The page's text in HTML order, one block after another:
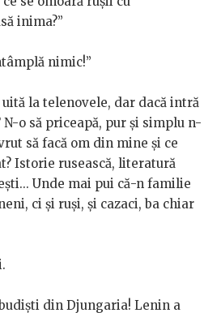
inima?”
nimic!”
la telenovele, dar dacă intră
o să priceapă, pur și simplu n-
să facă om din mine și ce
Istorie rusească, literatură
Unde mai pui că-n familie
ci și ruși, și cazaci, ba chiar
din Djungaria! Lenin a